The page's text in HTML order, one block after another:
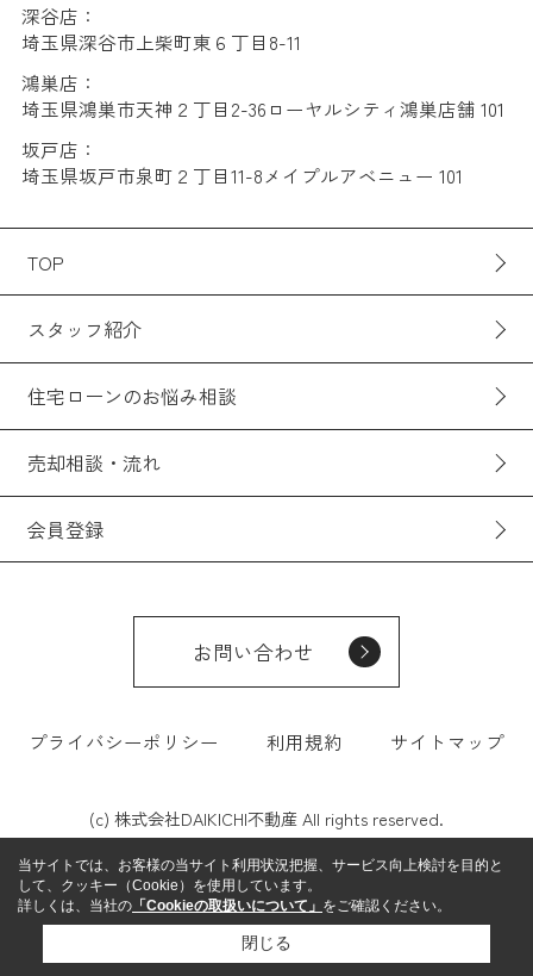
深谷店：
埼玉県深谷市上柴町東６丁目8-11
鴻巣店：
埼玉県鴻巣市天神２丁目2-36ローヤルシティ鴻巣店舗 101
坂戸店：
埼玉県坂戸市泉町２丁目11-8メイプルアベニュー 101
TOP
スタッフ紹介
住宅ローンのお悩み相談
売却相談・流れ
会員登録
お問い合わせ
プライバシーポリシー 利用規約 サイトマップ
(c) 株式会社DAIKICHI不動産 All rights reserved.
当サイトでは、お客様の当サイト利用状況把握、サービス向上検討を目的と
して、クッキー（Cookie）を使用しています。
詳しくは、当社の 「Cookieの取扱いについて」 をご確認ください。
閉じる